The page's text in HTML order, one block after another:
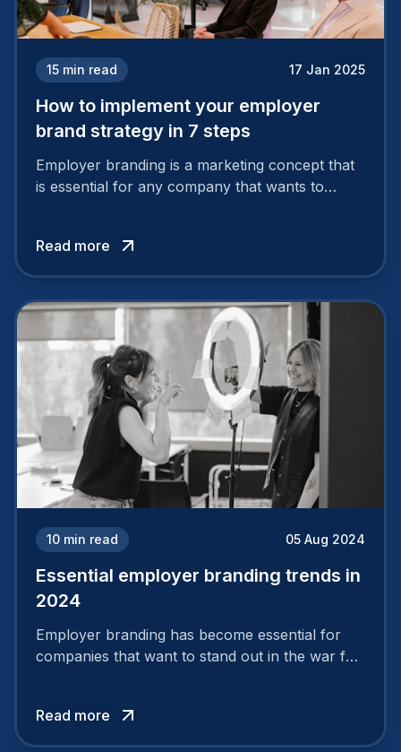
15 min read 17 Jan 2025
How to implement your employer
brand strategy in 7 steps
Employer branding is a marketing concept that
is essential for any company that wants to
solid and positive employer brand are clear, you
cannot simply wave a magic wand for it to be
Read more
10 min read 05 Aug 2024
Essential employer branding trends in
2024
Employer branding has become essential for
companies that want to stand out in the war for
attract the best profiles.
Read more